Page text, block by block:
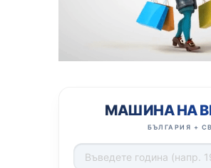
МАШИНА НА
БЪЛГАРИЯ +